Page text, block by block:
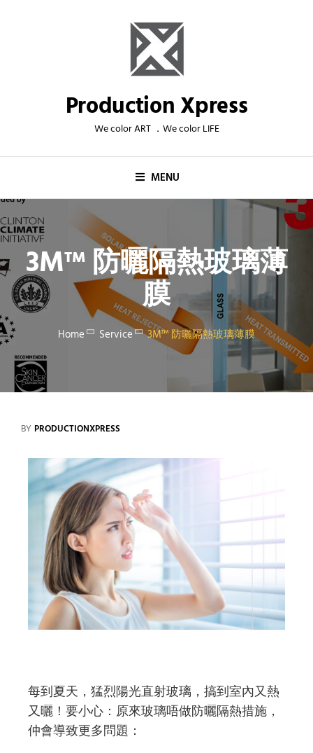
Production Xpress
We color ART ．We color LIFE
MENU
3M™ 防曬隔熱玻璃薄
膜
Home Service 3M™ 防曬隔熱玻璃薄膜
BY PRODUCTIONXPRESS
每到夏天，猛烈陽光直射玻璃，搞到室內又熱
又曬！要小心：原來玻璃唔做防曬隔熱措施，
仲會導致更多問題：